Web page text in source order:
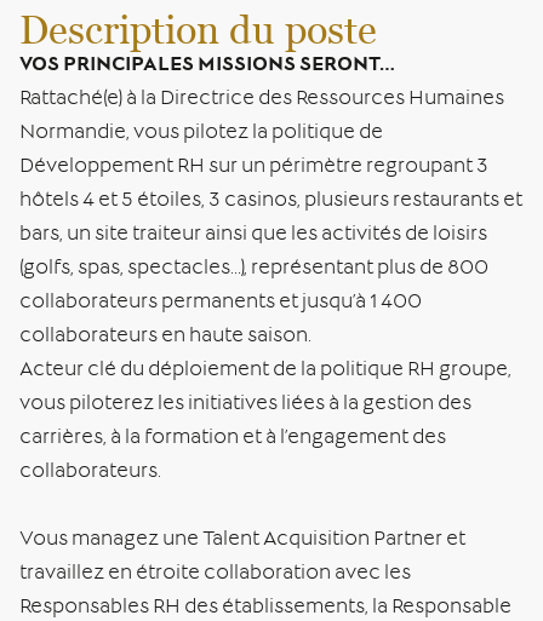
Description du poste
VOS PRINCIPALES MISSIONS SERONT…
Rattaché(e) à la Directrice des Ressources Humaines
Normandie, vous pilotez la politique de
Développement RH sur un périmètre regroupant 3
hôtels 4 et 5 étoiles, 3 casinos, plusieurs restaurants et
bars, un site traiteur ainsi que les activités de loisirs
(golfs, spas, spectacles…), représentant plus de 800
collaborateurs permanents et jusqu’à 1 400
collaborateurs en haute saison.
Acteur clé du déploiement de la politique RH groupe,
vous piloterez les initiatives liées à la gestion des
carrières, à la formation et à l’engagement des
collaborateurs.
Vous managez une Talent Acquisition Partner et
travaillez en étroite collaboration avec les
Responsables RH des établissements, la Responsable